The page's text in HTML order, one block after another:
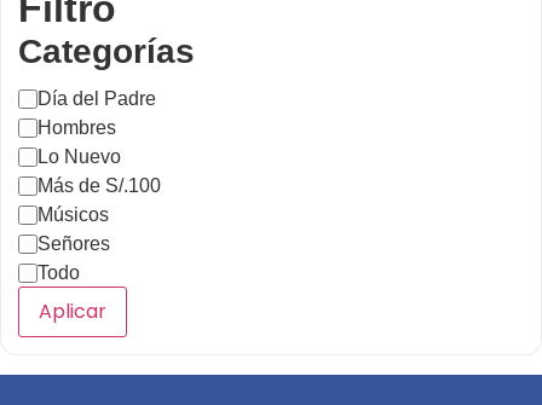
Categorías
Día del Padre
Hombres
Lo Nuevo
Más de S/.100
Músicos
Señores
Todo
Aplicar